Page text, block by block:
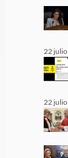
22
22